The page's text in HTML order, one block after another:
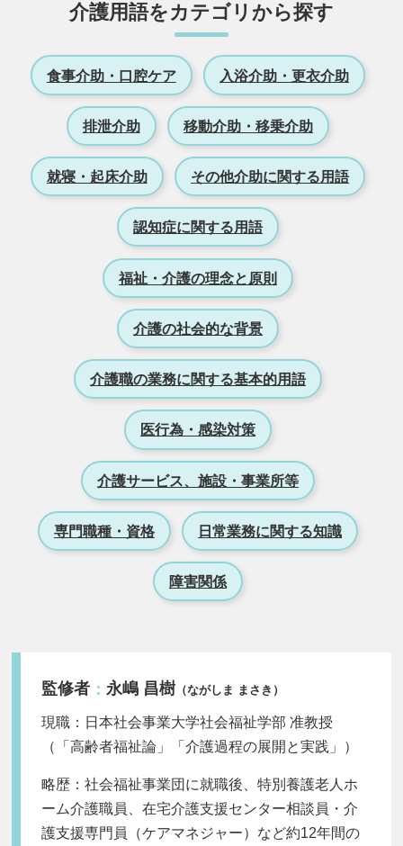
介護用語をカテゴリから探す
食事介助・口腔ケア 入浴介助・更衣介助
排泄介助 移動介助・移乗介助
就寝・起床介助 その他介助に関する用語
認知症に関する用語
福祉・介護の理念と原則
介護の社会的な背景
介護職の業務に関する基本的用語
医行為・感染対策
介護サービス、施設・事業所等
専門職種・資格 日常業務に関する知識
障害関係
監修者： 永嶋 昌樹（ながしま まさき）
現職：日本社会事業大学社会福祉学部 准教授
（「高齢者福祉論」「介護過程の展開と実践」）
略歴：社会福祉事業団に就職後、特別養護老人ホ
ーム介護職員、在宅介護支援センター相談員・介
護支援専門員（ケアマネジャー）など約12年間の